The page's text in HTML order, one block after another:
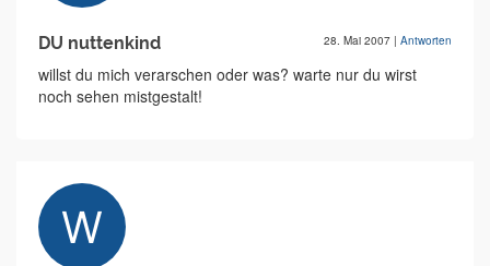
DU nuttenkind 28. Mai 2007 | Antworten
willst du mich verarschen oder was? warte nur du wirst
noch sehen mistgestalt!